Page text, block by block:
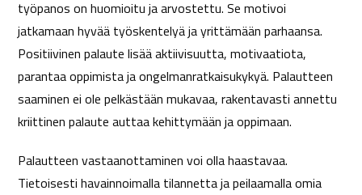
työpanos on huomioitu ja arvostettu. Se motivoi
jatkamaan hyvää työskentelyä ja yrittämään parhaansa.
Positiivinen palaute lisää aktiivisuutta, motivaatiota,
parantaa oppimista ja ongelmanratkaisukykyä. Palautteen
saaminen ei ole pelkästään mukavaa, rakentavasti annettu
kriittinen palaute auttaa kehittymään ja oppimaan.
Palautteen vastaanottaminen voi olla haastavaa.
Tietoisesti havainnoimalla tilannetta ja peilaamalla omia